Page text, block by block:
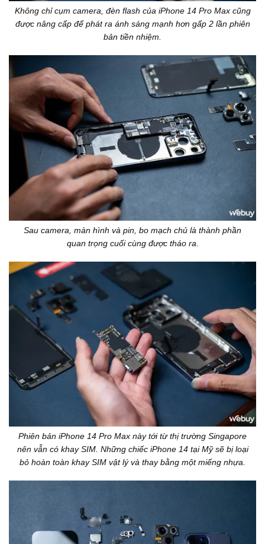
Không chỉ cụm camera, đèn flash của iPhone 14 Pro Max cũng
được nâng cấp để phát ra ánh sáng mạnh hơn gấp 2 lần phiên
bản tiền nhiệm.
Sau camera, màn hình và pin, bo mạch chủ là thành phần
quan trọng cuối cùng được tháo ra.
Phiên bản iPhone 14 Pro Max này tới từ thị trường Singapore
nên vẫn có khay SIM. Những chiếc iPhone 14 tại Mỹ sẽ bị loại
bỏ hoàn toàn khay SIM vật lý và thay bằng một miếng nhựa.